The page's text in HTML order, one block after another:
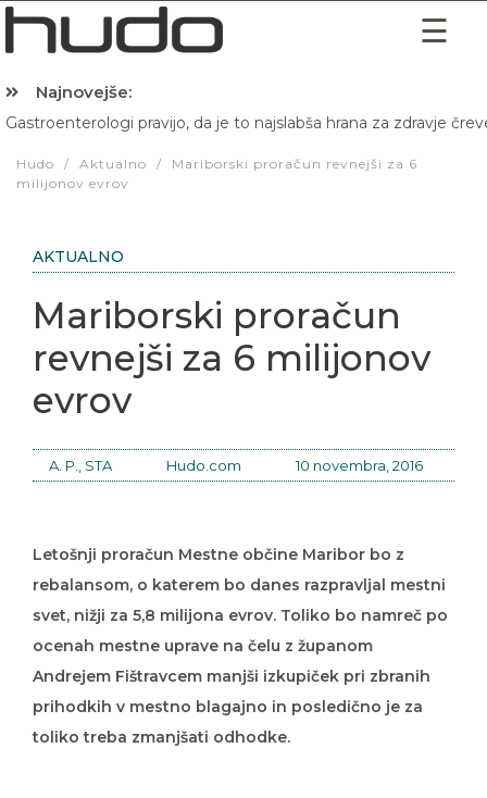
Najnovejše:
Gastroenterologi pravijo, da je to najslabša hrana za zdravje
Hudo / Aktualno /
Mariborski proračun revnejši za 6
milijonov evrov
AKTUALNO
Mariborski proračun
revnejši za 6 milijonov
evrov
A. P., STA Hudo.com 10 novembra, 2016
Letošnji proračun Mestne občine Maribor bo z
rebalansom, o katerem bo danes razpravljal mestni
svet, nižji za 5,8 milijona evrov. Toliko bo namreč po
ocenah mestne uprave na čelu z županom
Andrejem Fištravcem manjši izkupiček pri zbranih
prihodkih v mestno blagajno in posledično je za
toliko treba zmanjšati odhodke.